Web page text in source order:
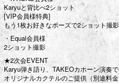
Karyuと背比べ2ショット
[VIP会員様特典]
もう1枚お好きなポーズで2ショット撮影
・Equal会員様
2ショット撮影
★2次会EVENT
Karyu弾き語り、TAKEOカホーン演奏
オリジナルカクテルのご提供（別途料